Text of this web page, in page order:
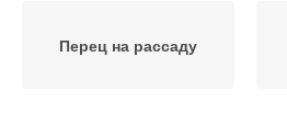
Перец на рассаду